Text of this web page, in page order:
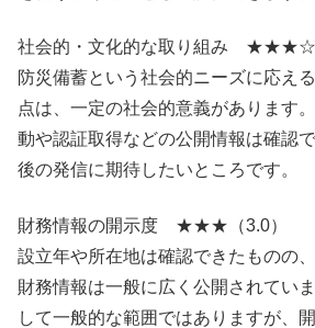
社会的・文化的な取り組み ★★★☆
防災備蓄という社会的ニーズに応え
点は、一定の社会的意義があります
動や認証取得などの公開情報は確認
後の発信に期待したいところです。
財務情報の開示度 ★★★（3.0）
設立年や所在地は確認できたものの
財務情報は一般に広く公開されてい
して一般的な範囲ではありますが、